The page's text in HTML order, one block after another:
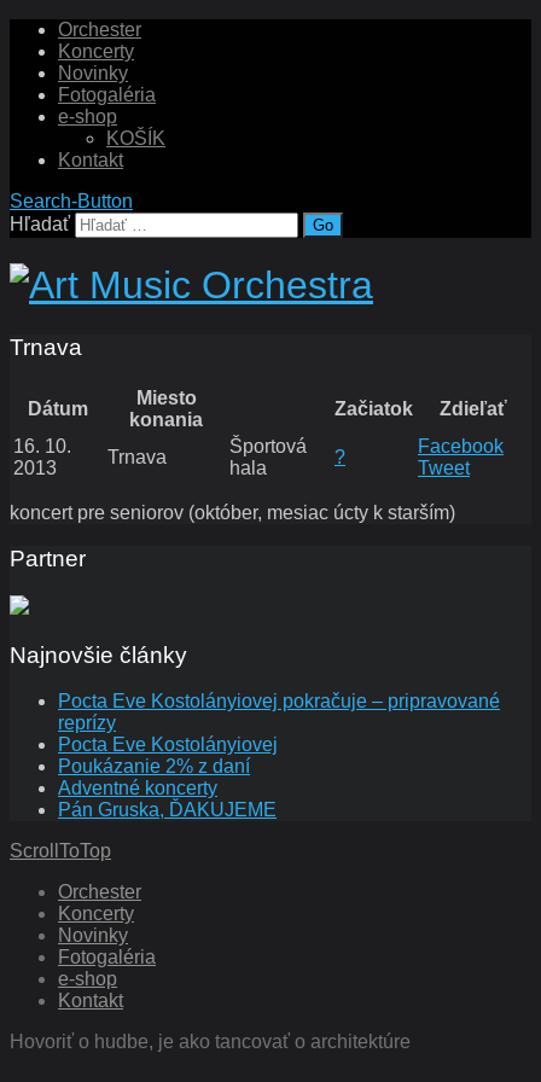
Orchester
Koncerty
Novinky
Fotogaléria
e-shop
KOŠÍK
Kontakt
Search-Button
Hľadať
Trnava
Dátum
Miesto
konania
Začiatok
Zdieľať
16. 10.
2013
Trnava
Športová
hala
?
Facebook
Tweet
koncert pre seniorov (október, mesiac úcty k starším)
Partner
Najnovšie články
Pocta Eve Kostolányiovej pokračuje – pripravované
reprízy
Pocta Eve Kostolányiovej
Poukázanie 2% z daní
Adventné koncerty
Pán Gruska, ĎAKUJEME
ScrollToTop
Orchester
Koncerty
Novinky
Fotogaléria
e-shop
Kontakt
Hovoriť o hudbe, je ako tancovať o architektúre